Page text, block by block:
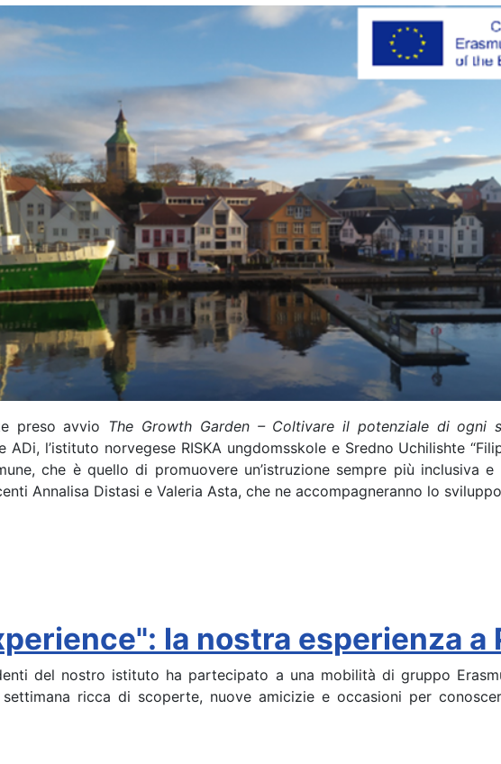
preso avvio The Growth Garden – Coltivare il potenziale di ogni
ADi, l’istituto norvegese RISKA ungdomsskole e Sredno Uchilishte
che è quello di promuovere un’istruzione sempre più inclusiva e
Annalisa Distasi e Valeria Asta, che ne accompagneranno lo
la nostra esperienza a
del nostro istituto ha partecipato a una mobilità di gruppo
ricca di scoperte, nuove amicizie e occasioni per